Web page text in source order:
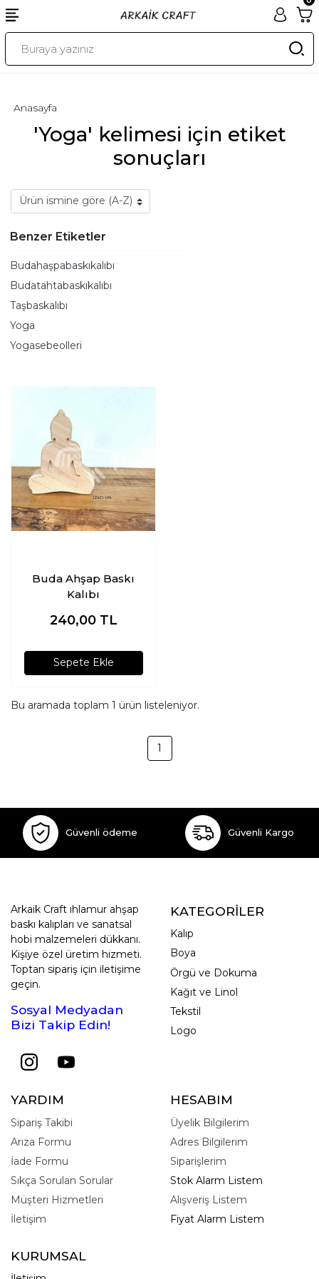
'Yoga' kelimesi için etiket
sonuçları
Anasayfa
Benzer Etiketler
Budahaşpabaskıkalıbı
Budatahtabaskıkalıbı
Taşbaskalıbı
Yoga
Yogasebeolleri
Buda Ahşap Baskı
Kalıbı
240,00 TL
Sepete Ekle
Bu aramada toplam 1 ürün listeleniyor.
1
Güvenli ödeme Güvenli Kargo
Arkaik Craft ıhlamur ahşap
baskı kalıpları ve sanatsal
hobi malzemeleri dükkanı.
Kişiye özel üretim hizmeti.
Toptan sipariş için iletişime
geçin.
Sosyal Medyadan
Bizi Takip Edin!
KATEGORİLER
Kalıp
Boya
Örgü ve Dokuma
Kağıt ve Linol
Tekstil
Logo
YARDIM
Sipariş Takibi
Arıza Formu
İade Formu
Sıkça Sorulan Sorular
Müşteri Hizmetleri
İletişim
HESABIM
Üyelik Bilgilerim
Adres Bilgilerim
Siparişlerim
Stok Alarm Listem
Alışveriş Listem
Fiyat Alarm Listem
KURUMSAL